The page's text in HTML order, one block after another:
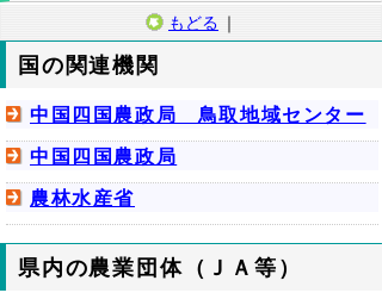
もどる ｜
国の関連機関
中国四国農政局 鳥取地域センター
中国四国農政局
農林水産省
県内の農業団体（ＪＡ等）